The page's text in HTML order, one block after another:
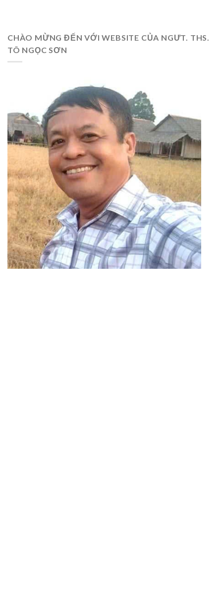
CHÀO MỪNG ĐẾN VỚI WEBSITE CỦA NGƯT. THS.
TÔ NGỌC SƠN